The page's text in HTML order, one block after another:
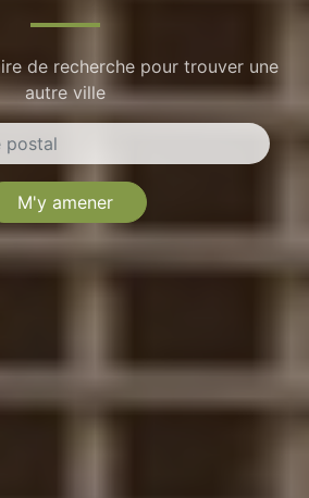
de recherche pour trouver une
autre ville
M'y amener